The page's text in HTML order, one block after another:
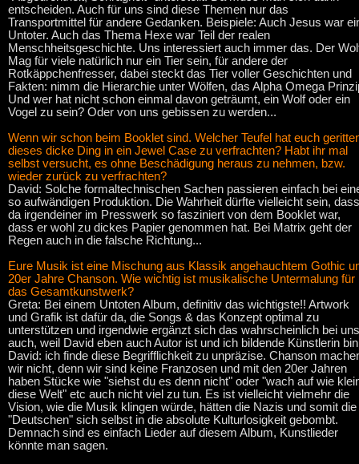
entscheiden. Auch für uns sind diese Themen nur das
Transportmittel für andere Gedanken. Beispiele: Auch Jesus war
Untoter. Auch das Thema Hexe war Teil der realen
Menschheitsgeschichte. Uns interessiert auch immer das. Der
Mag für viele natürlich nur ein Tier sein, für andere der
Rotkäppchenfresser, dabei steckt das Tier voller Geschichten und
Fakten: nimm die Hierarchie unter Wölfen, das Alpha Omega
Und wer hat nicht schon einmal davon geträumt, ein Wolf oder ein
Vogel zu sein? Oder von uns gebissen zu werden...
Wenn wir schon beim Booklet sind. Welcher Teufel hat euch
dieses dicke Ding in ein Jewel Case zu verfrachten? Habt ihr mal
selbst versucht, es ohne Beschädigung heraus zu nehmen, bzw.
wieder zurück zu verfrachten?
David: Solche formaltechnischen Sachen passieren einfach bei
so aufwändigen Produktion. Die Wahrheit dürfte vielleicht sein, dass
da irgendeiner im Presswerk so fasziniert von dem Booklet war,
dass er wohl zu dickes Papier genommen hat. Bei Matrix geht der
Regen auch in die falsche Richtung...
Eure Musik ist eine Mischung aus Klassik angehauchtem Gothic
20er Jahre Chanson. Wie wichtig ist musikalische Untermalung für
das Gesamtkunstwerk?
Greta: Bei einem Untoten Album, definitiv das wichtigste!! Artwork
und Grafik ist dafür da, die Songs & das Konzept optimal zu
unterstützen und irgendwie ergänzt sich das wahrscheinlich bei uns
auch, weil David eben auch Autor ist und ich bildende Künstlerin
David: ich finde diese Begrifflichkeit zu unpräzise. Chanson
wir nicht, denn wir sind keine Franzosen und mit den 20er Jahren
haben Stücke wie "siehst du es denn nicht" oder "wach auf wie
diese Welt" etc auch nicht viel zu tun. Es ist vielleicht vielmehr die
Vision, wie die Musik klingen würde, hätten die Nazis und somit die
"Deutschen" sich selbst in die absolute Kulturlosigkeit gebombt.
Demnach sind es einfach Lieder auf diesem Album, Kunstlieder
könnte man sagen.